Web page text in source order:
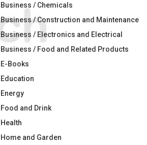
Business / Chemicals
Business / Construction and Maintenance
Business / Electronics and Electrical
Business / Food and Related Products
E-Books
Education
Energy
Food and Drink
Health
Home and Garden